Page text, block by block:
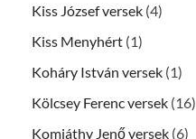
Kiss József versek (4)
Kiss Menyhért (1)
Koháry István versek (1)
Kölcsey Ferenc versek (16)
Komjáthy Jenő versek (6)